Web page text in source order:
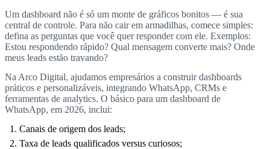
Um dashboard não é só um monte de gráficos bonitos — é sua
central de controle. Para não cair em armadilhas, comece simples:
defina as perguntas que você quer responder com ele. Exemplos:
Estou respondendo rápido? Qual mensagem converte mais? Onde
meus leads estão travando?
Na Arco Digital, ajudamos empresários a construir dashboards
práticos e personalizáveis, integrando WhatsApp, CRMs e
ferramentas de analytics. O básico para um dashboard de
WhatsApp, em 2026, inclui:
Canais de origem dos leads;
Taxa de leads qualificados versus curiosos;